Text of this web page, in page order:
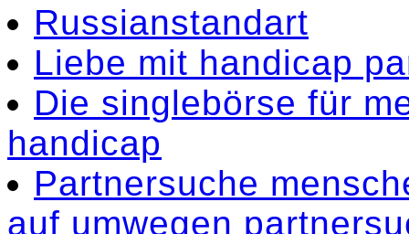
Russianstandart
Liebe mit handicap
Die singlebörse für
handicap
Partnersuche
auf umwegen